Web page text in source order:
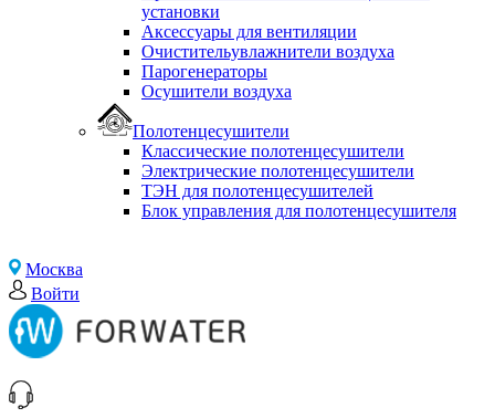
установки
Аксессуары для вентиляции
Очистительувлажнители воздуха
Парогенераторы
Осушители воздуха
Полотенцесушители
Классические полотенцесушители
Электрические полотенцесушители
ТЭН для полотенцесушителей
Блок управления для полотенцесушителя
Москва
Войти